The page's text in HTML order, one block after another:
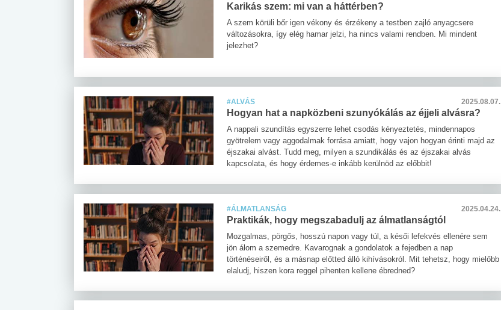
Karikás szem: mi van a háttérben?
A szem körüli bőr igen vékony és érzékeny a testben zajló anyagcsere
változásokra, így elég hamar jelzi, ha nincs valami rendben. Mi mindent
jelezhet?
#ALVÁS 2025.08.07.
Hogyan hat a napközbeni szunyókálás az éjjeli alvásra?
A nappali szundítás egyszerre lehet csodás kényeztetés, mindennapos
gyötrelem vagy aggodalmak forrása amiatt, hogy vajon hogyan érinti majd az
éjszakai alvást. Tudd meg, milyen a szundikálás és az éjszakai alvás
kapcsolata, és hogy érdemes-e inkább kerülnöd az előbbit!
#ÁLMATLANSÁG 2025.04.24.
Praktikák, hogy megszabadulj az álmatlanságtól
Mozgalmas, pörgős, hosszú napon vagy túl, a késői lefekvés ellenére sem
jön álom a szemedre. Kavarognak a gondolatok a fejedben a nap
történéseiről, és a másnap előtted álló kihívásokról. Mit tehetsz, hogy mielőbb
elaludj, hiszen kora reggel pihenten kellene ébredned?